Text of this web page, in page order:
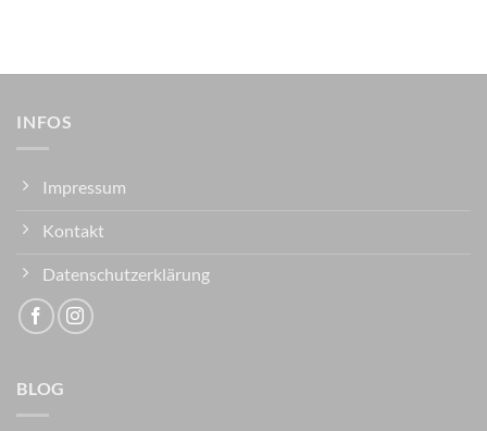
INFOS
Impressum
Kontakt
Datenschutzerklärung
BLOG